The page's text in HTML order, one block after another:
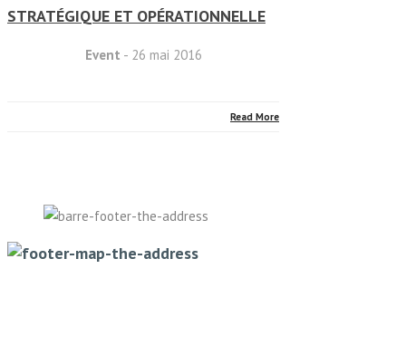
STRATÉGIQUE ET OPÉRATIONNELLE
Event - 26 mai 2016
Read More